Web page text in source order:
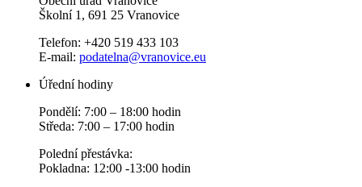
Školní 1, 691 25 Vranovice
Telefon: +420 519 433 103
E-mail: podatelna@vranovice.eu
Úřední hodiny
Pondělí: 7:00 – 18:00 hodin
Středa: 7:00 – 17:00 hodin
Polední přestávka:
Pokladna: 12:00 -13:00 hodin